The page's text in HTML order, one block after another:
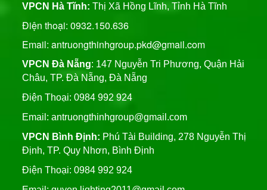
VPCN Hà Tĩnh: Thị Xã Hồng Lĩnh, Tỉnh Hà Tĩnh
Điện thoại: 0932.150.636
Email: antruongthinhgroup.pkd@gmail.com
VPCN Đà Nẵng: 147 Nguyễn Tri Phương, Quận Hải
Châu, TP. Đà Nẵng, Đà Nẵng
Điện Thoại: 0984 992 924
Email: antruongthinhgroup@gmail.com
VPCN Bình Định: Phú Tài Building, 278 Nguyễn Thị
Định, TP. Quy Nhơn, Bình Định
Điện Thoại: 0984 992 924